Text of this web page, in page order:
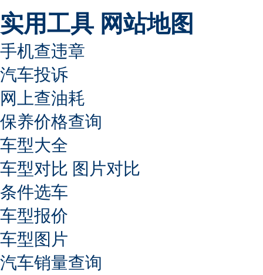
实用工具 网站地图
手机查违章
汽车投诉
网上查油耗
保养价格查询
车型大全
车型对比 图片对比
条件选车
车型报价
车型图片
汽车销量查询